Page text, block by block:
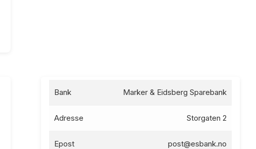
Bank Marker & Eidsberg Sparebank
Adresse Storgaten 2
Epost post@esbank.no